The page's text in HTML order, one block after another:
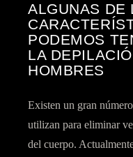
ALGUNAS DE
PODEMOS
LA
HOMBRES
Existen un gran
utilizan para eliminar
del cuerpo.